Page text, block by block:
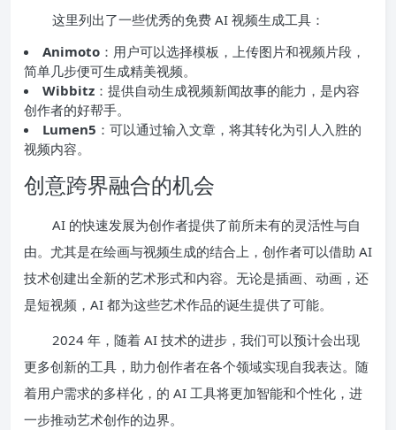
这里列出了一些优秀的免费 AI 视频生成工具：
Animoto ：用户可以选择模板，上传图片和视频片段，
简单几步便可生成精美视频。
Wibbitz ：提供自动生成视频新闻故事的能力，是内容
创作者的好帮手。
Lumen5 ：可以通过输入文章，将其转化为引人入胜的
视频内容。
创意跨界融合的机会
AI 的快速发展为创作者提供了前所未有的灵活性与自
由。尤其是在绘画与视频生成的结合上，创作者可以借助 AI
技术创建出全新的艺术形式和内容。无论是插画、动画，还
是短视频，AI 都为这些艺术作品的诞生提供了可能。
2024 年，随着 AI 技术的进步，我们可以预计会出现
更多创新的工具，助力创作者在各个领域实现自我表达。随
着用户需求的多样化，的 AI 工具将更加智能和个性化，进
一步推动艺术创作的边界。